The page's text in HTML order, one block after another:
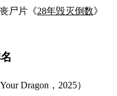
尸片《28年毁灭倒数》
Dragon，2025）